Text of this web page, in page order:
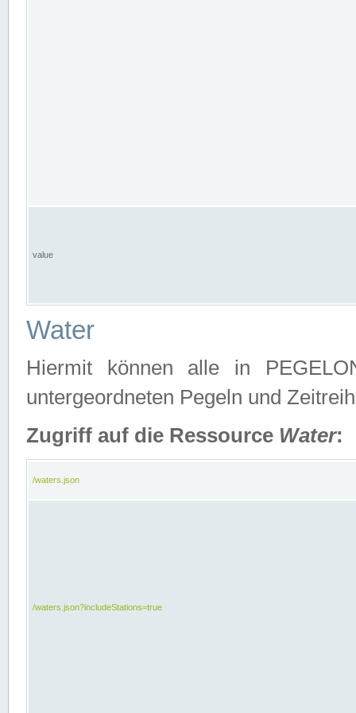
value
Water
Hiermit können alle in
untergeordneten Pegeln und
Zugriff auf die Ressource Water:
/waters.json
/waters.json?includeStations=true